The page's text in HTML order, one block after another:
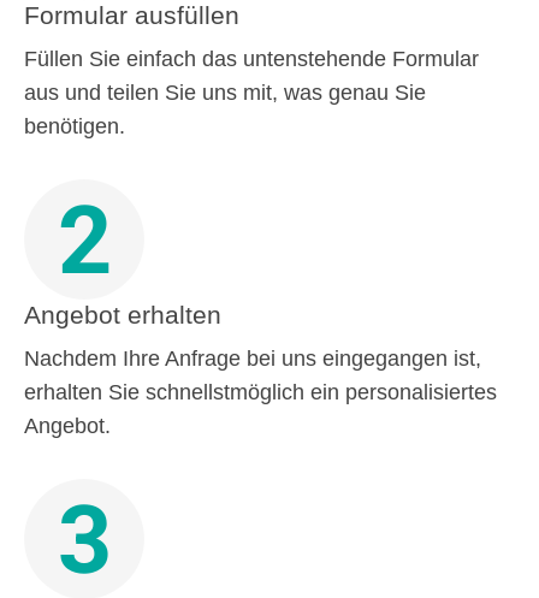
Formular ausfüllen
Füllen Sie einfach das untenstehende Formular
aus und teilen Sie uns mit, was genau Sie
benötigen.
2
Angebot erhalten
Nachdem Ihre Anfrage bei uns eingegangen ist,
erhalten Sie schnellstmöglich ein personalisiertes
Angebot.
3